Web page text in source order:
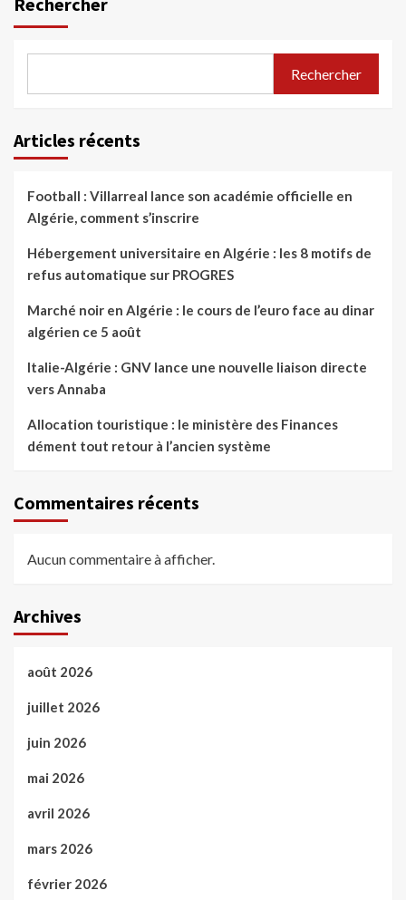
Rechercher
Articles récents
Football : Villarreal lance son académie officielle en
Algérie, comment s’inscrire
Hébergement universitaire en Algérie : les 8 motifs de
refus automatique sur PROGRES
Marché noir en Algérie : le cours de l’euro face au dinar
algérien ce 5 août
Italie-Algérie : GNV lance une nouvelle liaison directe
vers Annaba
Allocation touristique : le ministère des Finances
dément tout retour à l’ancien système
Commentaires récents
Aucun commentaire à afficher.
Archives
août 2026
juillet 2026
juin 2026
mai 2026
avril 2026
mars 2026
février 2026